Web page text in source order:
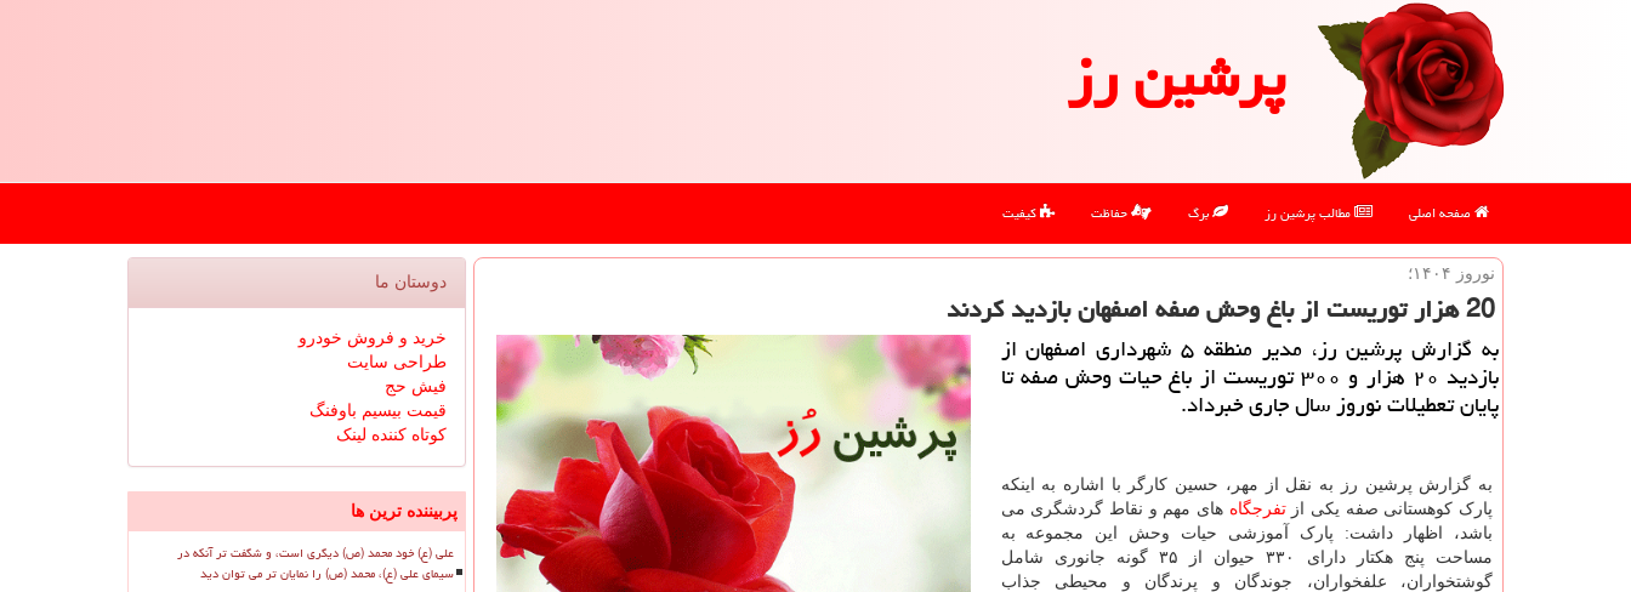
پرشین رز
صفحه اصلی مطالب پرشین رز برگ حفاظت کیفیت
نوروز ۱۴۰۴؛
20 هزار توریست از باغ وحش صفه اصفهان بازدید کردند
به گزارش پرشین رز، مدیر منطقه ۵ شهرداری اصفهان از
بازدید ۲۰ هزار و ۳۰۰ توریست از باغ حیات وحش صفه تا
پایان تعطیلات نوروز سال جاری خبرداد.
به گزارش پرشین رز به نقل از مهر، حسین کارگر با اشاره به اینکه
پارک کوهستانی صفه یکی ازتفرجگاه های مهم و نقاط گردشگری می
باشد، اظهار داشت: پارک آموزشی حیات وحش این مجموعه به
مساحت پنج هکتار دارای ۳۳۰ حیوان از ۳۵ گونه جانوری شامل
گوشتخواران، علفخواران، جوندگان و پرندگان و محیطی جذاب
دوستان ما
خرید و فروش خودرو
طراحی سایت
فیش حج
قیمت بیسیم باوفنگ
کوتاه کننده لینک
پربیننده ترین ها
علی (ع) خود محمد (ص) دیگری است، و شگفت تر آنکه در
سیمای علی (ع)، محمد (ص) را نمایان تر می توان دید